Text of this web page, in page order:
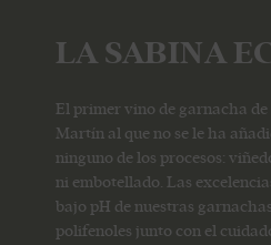
LA SABINA
El primer vino de garnacha de
Martín al que no se le ha
ninguno de los procesos:
ni embotellado. Las
bajo pH de nuestras
polifenoles junto con el